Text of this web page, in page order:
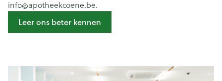
info@apotheekcoene.be.
Leer ons beter kennen